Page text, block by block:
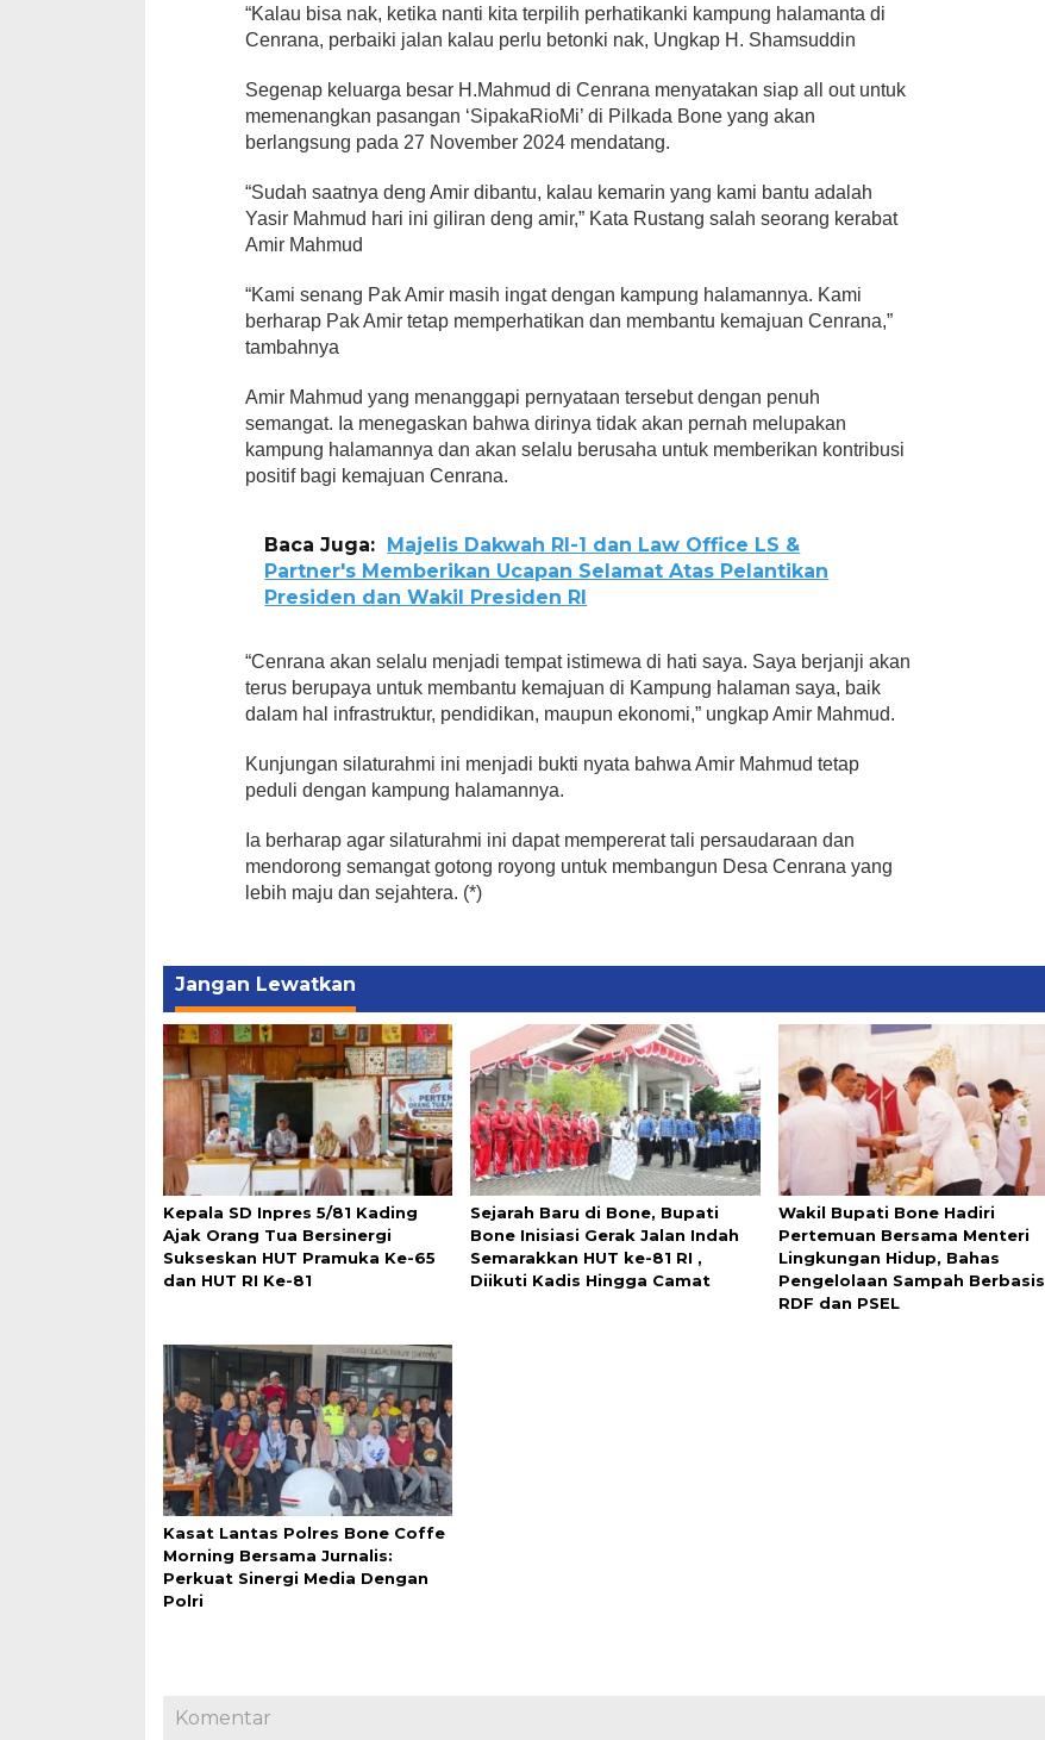
“Kalau bisa nak, ketika nanti kita terpilih perhatikanki kampung halamanta di
Cenrana, perbaiki jalan kalau perlu betonki nak, Ungkap H. Shamsuddin
Segenap keluarga besar H.Mahmud di Cenrana menyatakan siap all out untuk
memenangkan pasangan ‘SipakaRioMi’ di Pilkada Bone yang akan
berlangsung pada 27 November 2024 mendatang.
“Sudah saatnya deng Amir dibantu, kalau kemarin yang kami bantu adalah
Yasir Mahmud hari ini giliran deng amir,” Kata Rustang salah seorang kerabat
Amir Mahmud
“Kami senang Pak Amir masih ingat dengan kampung halamannya. Kami
berharap Pak Amir tetap memperhatikan dan membantu kemajuan Cenrana,”
tambahnya
Amir Mahmud yang menanggapi pernyataan tersebut dengan penuh
semangat. Ia menegaskan bahwa dirinya tidak akan pernah melupakan
kampung halamannya dan akan selalu berusaha untuk memberikan kontribusi
positif bagi kemajuan Cenrana.
Baca Juga: Majelis Dakwah RI-1 dan Law Office LS &
Partner's Memberikan Ucapan Selamat Atas Pelantikan
Presiden dan Wakil Presiden RI
“Cenrana akan selalu menjadi tempat istimewa di hati saya. Saya berjanji akan
terus berupaya untuk membantu kemajuan di Kampung halaman saya, baik
dalam hal infrastruktur, pendidikan, maupun ekonomi,” ungkap Amir Mahmud.
Kunjungan silaturahmi ini menjadi bukti nyata bahwa Amir Mahmud tetap
peduli dengan kampung halamannya.
Ia berharap agar silaturahmi ini dapat mempererat tali persaudaraan dan
mendorong semangat gotong royong untuk membangun Desa Cenrana yang
lebih maju dan sejahtera. (*)
Jangan Lewatkan
Kepala SD Inpres 5/81 Kading
Ajak Orang Tua Bersinergi
Sukseskan HUT Pramuka Ke-65
dan HUT RI Ke-81
Sejarah Baru di Bone, Bupati
Bone Inisiasi Gerak Jalan Indah
Semarakkan HUT ke-81 RI ,
Diikuti Kadis Hingga Camat
Wakil Bupati Bone Hadiri
Pertemuan Bersama Menteri
Lingkungan Hidup, Bahas
Pengelolaan Sampah Berbasis
RDF dan PSEL
Kasat Lantas Polres Bone Coffe
Morning Bersama Jurnalis:
Perkuat Sinergi Media Dengan
Polri
Komentar